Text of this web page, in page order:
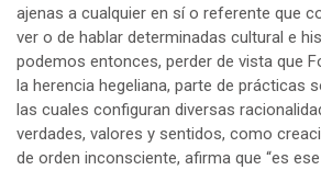
ajenas a cualquier en sí o referente que
ver o de hablar determinadas cultural e
podemos entonces, perder de vista que
la herencia hegeliana, parte de prácticas
las cuales configuran diversas
verdades, valores y sentidos, como
de orden inconsciente, afirma que “es